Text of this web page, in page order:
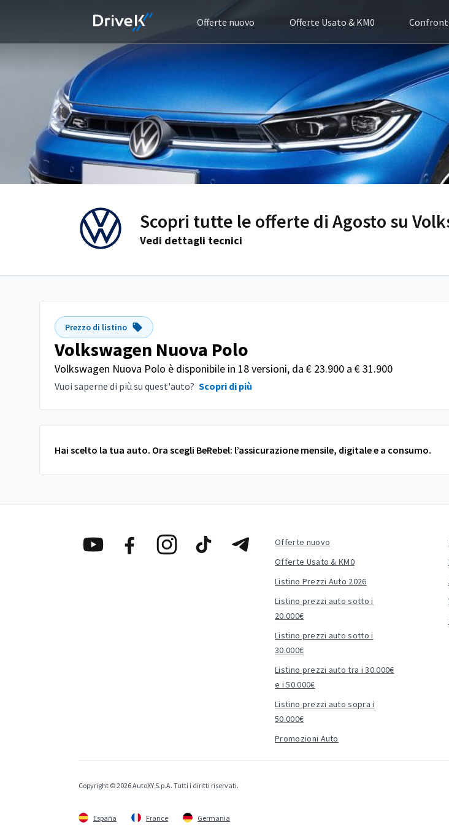
Offerte nuovo Offerte Usato & KM0
Scopri tutte le offerte di Agosto su
Vedi dettagli tecnici
Prezzo di listino
Volkswagen Nuova Polo
Volkswagen Nuova Polo è disponibile in 18 versioni, da € 23.900 a € 31.900
Vuoi saperne di più su quest'auto? Scopri di più
Hai scelto la tua auto. Ora scegli BeRebel: l’assicurazione mensile, digitale e a consumo.
Offerte nuovo
Offerte Usato & KM0
Listino Prezzi Auto 2026
Listino prezzi auto sotto i
20.000€
Listino prezzi auto sotto i
30.000€
Listino prezzi auto tra i 30.000€
e i 50.000€
Listino prezzi auto sopra i
50.000€
Promozioni Auto
Copyright © 2026 AutoXY S.p.A. Tutti i diritti riservati.
España France Germania